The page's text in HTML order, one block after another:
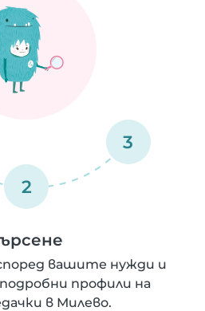
2
3
вашите нужди и
профили на
в Милево.